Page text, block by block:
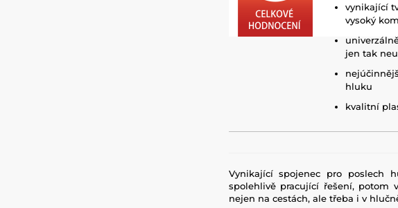
vynikající
vysoký
jen tak
hluku
kvalitní
Vynikající spojenec pro poslech
spolehlivě pracující řešení, potom
nejen na cestách, ale třeba i v